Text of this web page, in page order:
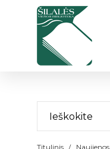
Titulinis Naujienos